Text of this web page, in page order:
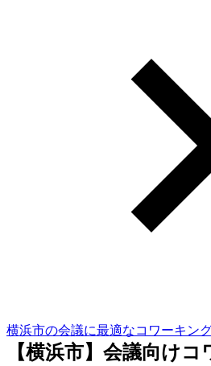
横浜市の会議に最適なコワーキン
【横浜市】会議向け